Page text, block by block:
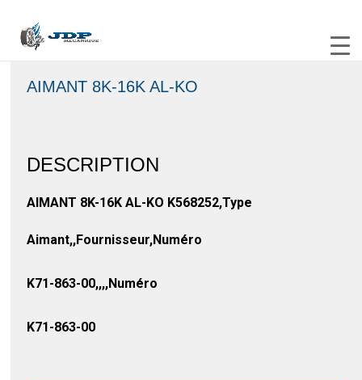
AIMANT 8K-16K AL-KO
DESCRIPTION
AIMANT 8K-16K AL-KO K568252,Type
Aimant,,Fournisseur,Numéro
K71-863-00,,,,Numéro
K71-863-00